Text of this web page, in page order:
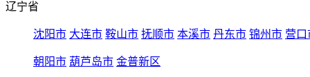
辽宁省
沈阳市 大连市 鞍山市 抚顺市 本溪市 丹东市 锦州市 营口
朝阳市 葫芦岛市 金普新区